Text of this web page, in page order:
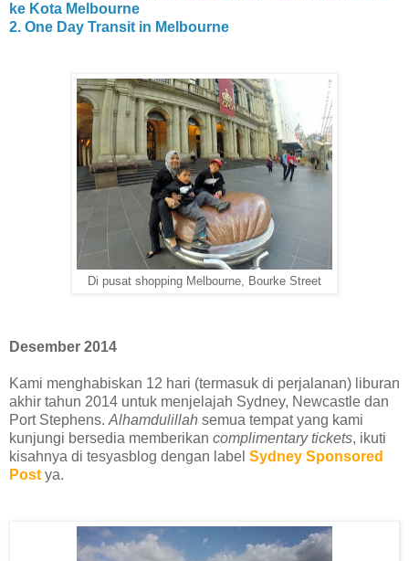
ke Kota Melbourne
2. One Day Transit in Melbourne
Di pusat shopping Melbourne, Bourke Street
Desember 2014
Kami menghabiskan 12 hari (termasuk di perjalanan) liburan
akhir tahun 2014 untuk menjelajah Sydney, Newcastle dan
Port Stephens. Alhamdulillah semua tempat yang kami
kunjungi bersedia memberikan complimentary tickets, ikuti
kisahnya di tesyasblog dengan label Sydney Sponsored
Post ya.